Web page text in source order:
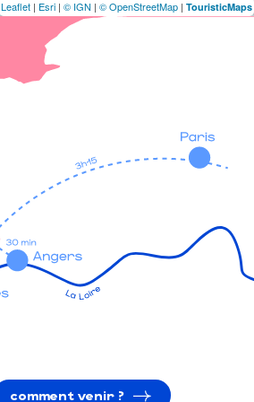
Leaflet | Esri | © IGN | © OpenStreetMap | TouristicMaps
comment venir ?